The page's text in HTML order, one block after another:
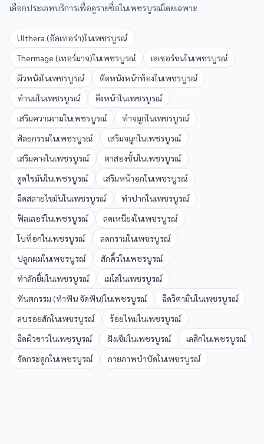
เลือกประเภทบริการเพื่อดูรายชื่อในเพชรบูรณ์โดยเฉพาะ
Ulthera (อัลเทอร่า)ในเพชรบูรณ์
Thermage (เทอร์มาจ)ในเพชรบูรณ์ เลเซอร์ขนในเพชรบูรณ์
ผิวหนังในเพชรบูรณ์ ตัดหนังหน้าท้องในเพชรบูรณ์
ทำนมในเพชรบูรณ์ ดึงหน้าในเพชรบูรณ์
เสริมความงามในเพชรบูรณ์ ทำจมูกในเพชรบูรณ์
ศัลยกรรมในเพชรบูรณ์ เสริมจมูกในเพชรบูรณ์
เสริมคางในเพชรบูรณ์ ตาสองชั้นในเพชรบูรณ์
ดูดไขมันในเพชรบูรณ์ เสริมหน้าอกในเพชรบูรณ์
ฉีดสลายไขมันในเพชรบูรณ์ ทำปากในเพชรบูรณ์
ฟิลเลอร์ในเพชรบูรณ์ ลดเหนียงในเพชรบูรณ์
โบท็อกในเพชรบูรณ์ ลดกรามในเพชรบูรณ์
ปลูกผมในเพชรบูรณ์ สักคิ้วในเพชรบูรณ์
ทำลักยิ้มในเพชรบูรณ์ เมโสในเพชรบูรณ์
ทันตกรรม (ทำฟัน จัดฟัน)ในเพชรบูรณ์ ฉีดวิตามินในเพชรบูรณ์
ลบรอยสักในเพชรบูรณ์ ร้อยไหมในเพชรบูรณ์
ฉีดผิวขาวในเพชรบูรณ์ ฝังเข็มในเพชรบูรณ์ เลสิกในเพชรบูรณ์
จัดกระดูกในเพชรบูรณ์ กายภาพบำบัดในเพชรบูรณ์